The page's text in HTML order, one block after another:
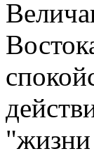
"жизни